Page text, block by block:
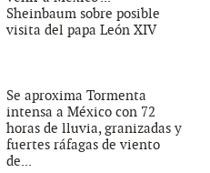
Sheinbaum sobre posible
visita del papa León XIV
Se aproxima Tormenta
intensa a México con 72
horas de lluvia, granizadas y
fuertes ráfagas de viento
de...